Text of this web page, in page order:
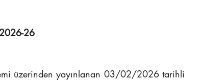
2026-26
üzerinden yayınlanan 03/02/2026 tarihli